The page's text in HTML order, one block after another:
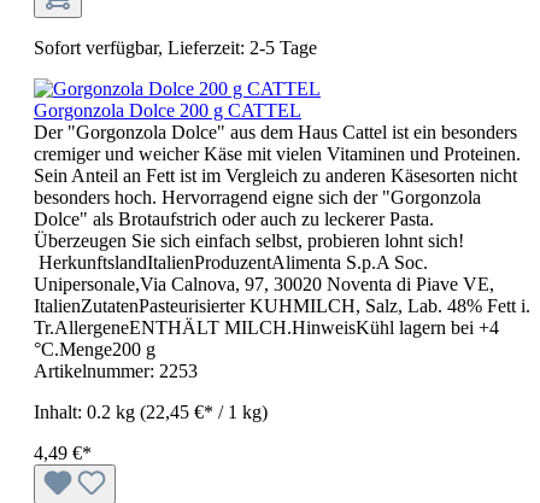
Sofort verfügbar, Lieferzeit: 2-5 Tage
Gorgonzola Dolce 200 g CATTEL
Der "Gorgonzola Dolce" aus dem Haus Cattel ist ein besonders
cremiger und weicher Käse mit vielen Vitaminen und Proteinen.
Sein Anteil an Fett ist im Vergleich zu anderen Käsesorten nicht
besonders hoch. Hervorragend eigne sich der "Gorgonzola
Dolce" als Brotaufstrich oder auch zu leckerer Pasta.
Überzeugen Sie sich einfach selbst, probieren lohnt sich!
HerkunftslandItalienProduzentAlimenta S.p.A Soc.
Unipersonale,Via Calnova, 97, 30020 Noventa di Piave VE,
ItalienZutatenPasteurisierter KUHMILCH, Salz, Lab. 48% Fett i.
Tr.AllergeneENTHÄLT MILCH.HinweisKühl lagern bei +4
°C.Menge200 g
Artikelnummer: 2253
Inhalt: 0.2 kg (22,45 €* / 1 kg)
4,49 €*